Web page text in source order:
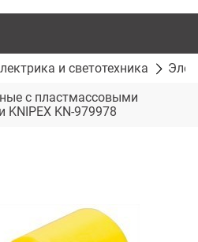
и светотехника
с пластмассовыми
KNIPEX KN-979978